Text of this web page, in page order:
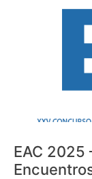
EAC 2025